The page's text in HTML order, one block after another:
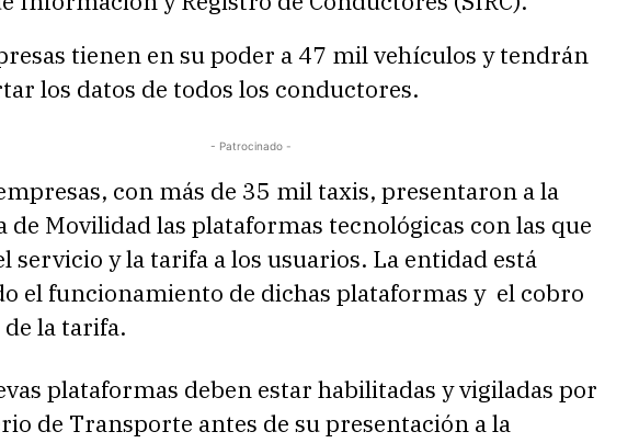
tienen en su poder a 47 mil vehículos y tendrán
los datos de todos los conductores.
- Patrocinado -
con más de 35 mil taxis, presentaron a la
de Movilidad las plataformas tecnológicas con las que
servicio y la tarifa a los usuarios. La entidad está
el funcionamiento de dichas plataformas y el cobro
la tarifa.
plataformas deben estar habilitadas y vigiladas por
de Transporte antes de su presentación a la